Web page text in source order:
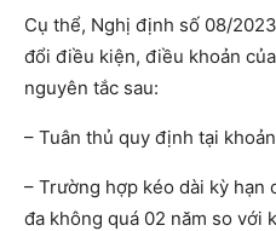
Cụ thể, Nghị định số 08/
đổi điều kiện, điều khoản
nguyên tắc sau:
– Tuân thủ quy định tại
– Trường hợp kéo dài kỳ
đa không quá 02 năm so với